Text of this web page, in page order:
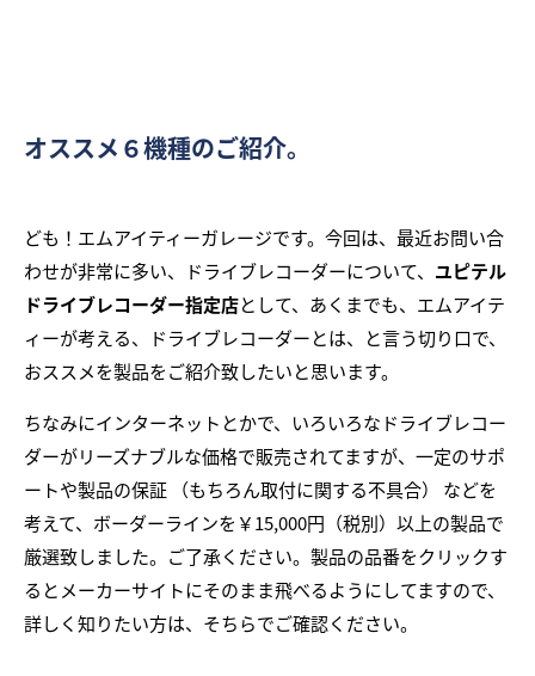
オススメ６機種のご紹介。
ども！エムアイティーガレージです。今回は、最近お問い合
わせが非常に多い、ドライブレコーダーについて、 ユピテル
ドライブレコーダー指定店として、あくまでも、エムアイテ
ィーが考える、ドライブレコーダーとは、と言う切り口で、
おススメを製品をご紹介致したいと思います。
ちなみにインターネットとかで、いろいろなドライブレコー
ダーがリーズナブルな価格で販売されてますが、一定のサポ
ートや製品の保証 （もちろん取付に関する不具合） などを
考えて、ボーダーラインを￥15,000円（税別）以上の製品で
厳選致しました。ご了承ください。製品の品番をクリックす
るとメーカーサイトにそのまま飛べるようにしてますので、
詳しく知りたい方は、そちらでご確認ください。